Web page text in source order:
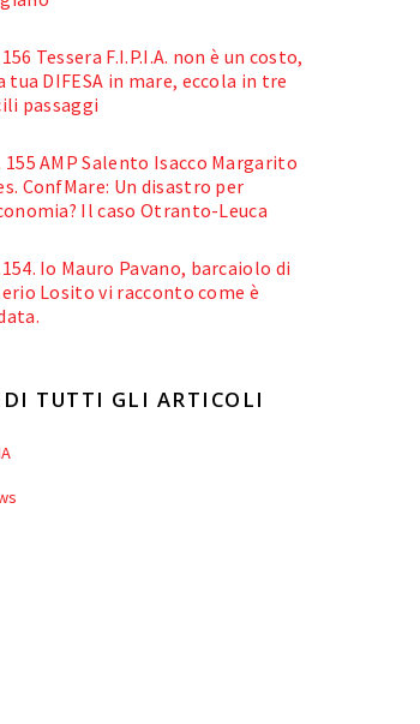
Tessera F.I.P.I.A. non è un costo,
tua DIFESA in mare, eccola in tre
passaggi
155 AMP Salento Isacco Margarito
ConfMare: Un disastro per
Il caso Otranto-Leuca
Io Mauro Pavano, barcaiolo di
Losito vi racconto come è
TUTTI GLI ARTICOLI